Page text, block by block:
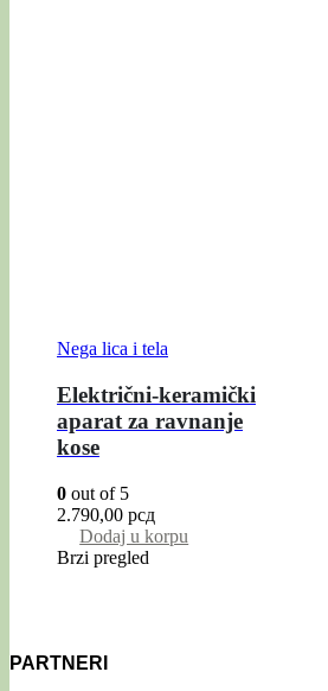
Nega lica i tela
Električni-keramički
aparat za ravnanje
kose
0 out of 5
2.790,00 рсд
Dodaj u korpu
Brzi pregled
PARTNERI